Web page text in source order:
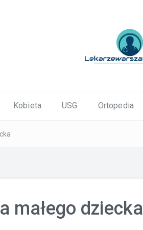
Kobieta USG Ortopedia
małego dziecka